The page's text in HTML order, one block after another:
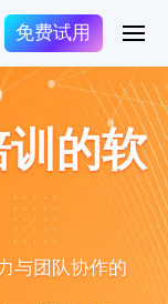
免费试用
的软
与团队协作的